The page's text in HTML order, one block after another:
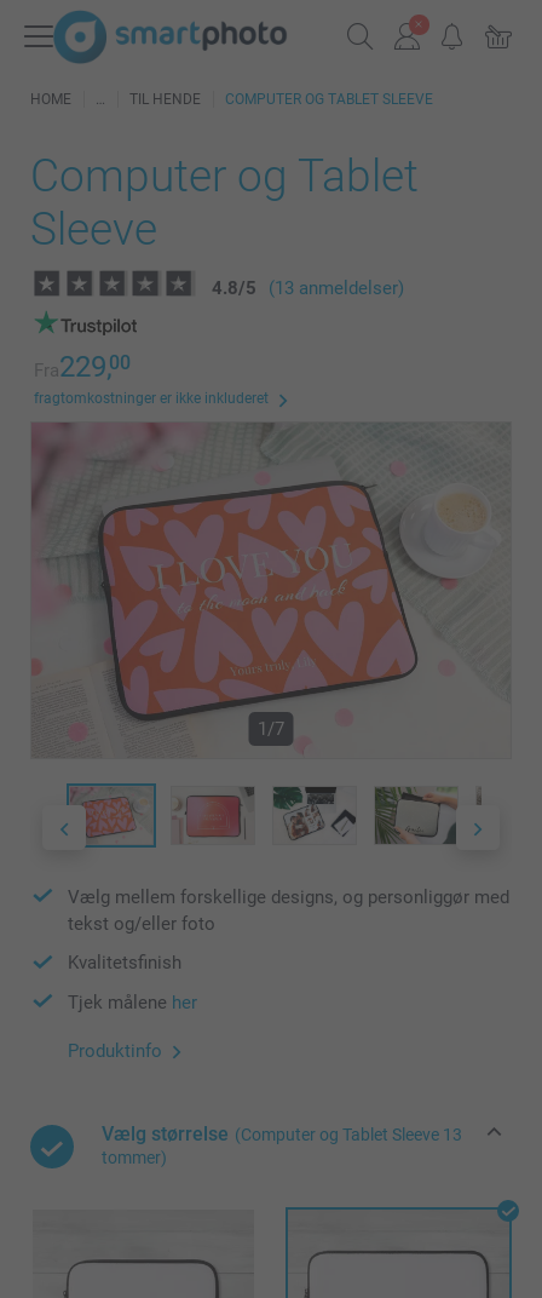
HOME TIL HENDE COMPUTER OG TABLET SLEEVE
Computer og Tablet
Sleeve
4.8/5 (13 anmeldelser)
Fra229,00
fragtomkostninger er ikke inkluderet
1/7
Vælg mellem forskellige designs, og personliggør med
tekst og/eller foto
Kvalitetsfinish
Tjek målene her
Produktinfo
Vælg størrelse (Computer og Tablet Sleeve 13
tommer)